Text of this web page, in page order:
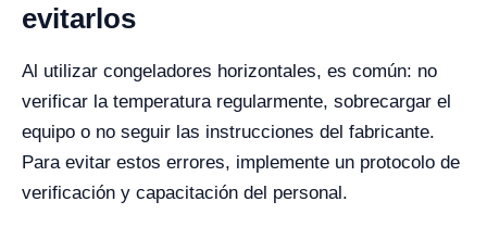
evitarlos
Al utilizar congeladores horizontales, es común: no
verificar la temperatura regularmente, sobrecargar el
equipo o no seguir las instrucciones del fabricante.
Para evitar estos errores, implemente un protocolo de
verificación y capacitación del personal.